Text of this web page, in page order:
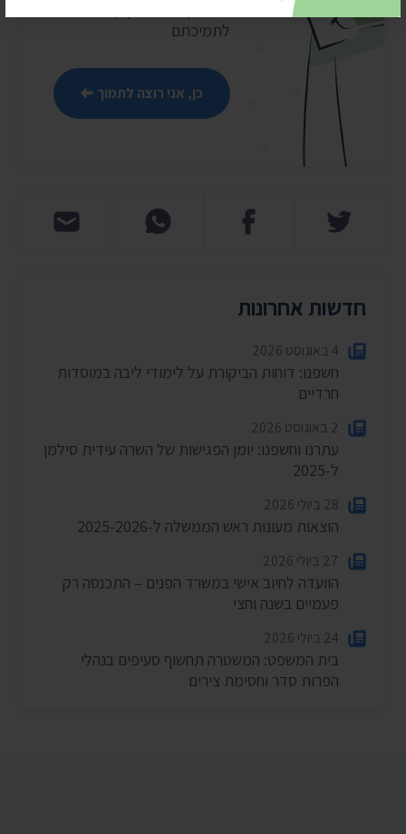
לתמיכתם
כן, אני רוצה לתמוך
חדשות אחרונות
4 באוגוסט 2026
חשפנו: דוחות הביקורת על לימודי ליבה במוסדות
חרדיים
2 באוגוסט 2026
עתרנו וחשפנו: יומן הפגישות של השרה עידית סילמן
ל-2025
28 ביולי 2026
הוצאות מעונות ראש הממשלה ל-2025-2026
27 ביולי 2026
הוועדה לחיוב אישי במשרד הפנים – התכנסה רק
פעמיים בשנה וחצי
24 ביולי 2026
בית המשפט: המשטרה תחשוף סעיפים בנהלי
הפרות סדר וחסימת צירים